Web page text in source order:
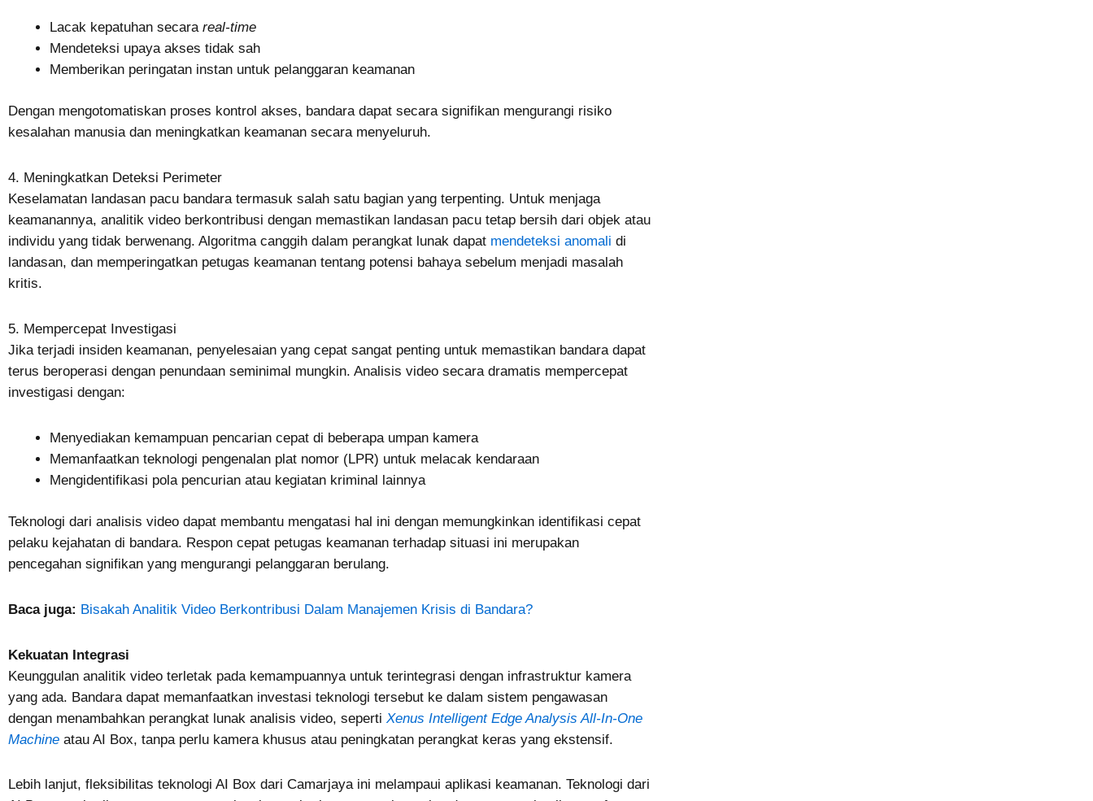
Lacak kepatuhan secara real-time
Mendeteksi upaya akses tidak sah
Memberikan peringatan instan untuk pelanggaran keamanan
Dengan mengotomatiskan proses kontrol akses, bandara dapat secara signifikan mengurangi risiko
kesalahan manusia dan meningkatkan keamanan secara menyeluruh.
4. Meningkatkan Deteksi Perimeter
Keselamatan landasan pacu bandara termasuk salah satu bagian yang terpenting. Untuk menjaga
keamanannya, analitik video berkontribusi dengan memastikan landasan pacu tetap bersih dari objek atau
individu yang tidak berwenang. Algoritma canggih dalam perangkat lunak dapat mendeteksi anomali di
landasan, dan memperingatkan petugas keamanan tentang potensi bahaya sebelum menjadi masalah
kritis.
5. Mempercepat Investigasi
Jika terjadi insiden keamanan, penyelesaian yang cepat sangat penting untuk memastikan bandara dapat
terus beroperasi dengan penundaan seminimal mungkin. Analisis video secara dramatis mempercepat
investigasi dengan:
Menyediakan kemampuan pencarian cepat di beberapa umpan kamera
Memanfaatkan teknologi pengenalan plat nomor (LPR) untuk melacak kendaraan
Mengidentifikasi pola pencurian atau kegiatan kriminal lainnya
Teknologi dari analisis video dapat membantu mengatasi hal ini dengan memungkinkan identifikasi cepat
pelaku kejahatan di bandara. Respon cepat petugas keamanan terhadap situasi ini merupakan
pencegahan signifikan yang mengurangi pelanggaran berulang.
Baca juga: Bisakah Analitik Video Berkontribusi Dalam Manajemen Krisis di Bandara?
Kekuatan Integrasi
Keunggulan analitik video terletak pada kemampuannya untuk terintegrasi dengan infrastruktur kamera
yang ada. Bandara dapat memanfaatkan investasi teknologi tersebut ke dalam sistem pengawasan
dengan menambahkan perangkat lunak analisis video, seperti Xenus Intelligent Edge Analysis All-In-One
Machine atau AI Box, tanpa perlu kamera khusus atau peningkatan perangkat keras yang ekstensif.
Lebih lanjut, fleksibilitas teknologi AI Box dari Camarjaya ini melampaui aplikasi keamanan. Teknologi dari